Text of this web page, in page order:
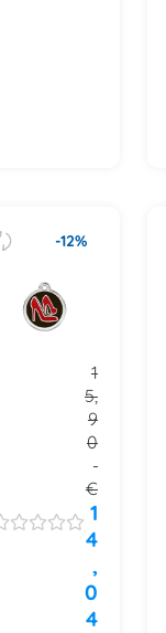
-12%
1
5,
9
0
€
1
4
,
0
4